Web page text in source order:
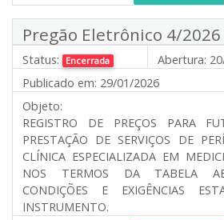
Pregão Eletrônico 4/2026
Status: Encerrada Abertura:
Publicado em: 29/01/2026
Objeto:
REGISTRO DE PREÇOS PARA
PRESTAÇÃO DE SERVIÇOS DE
CLÍNICA ESPECIALIZADA EM
NOS TERMOS DA TABELA
CONDIÇÕES E EXIGÊNCIAS
INSTRUMENTO.